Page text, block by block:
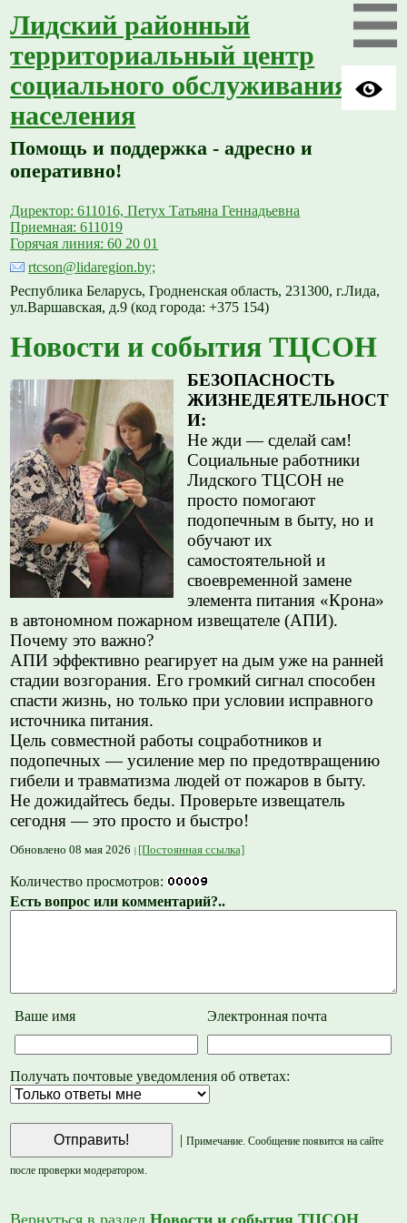
Лидский районный
территориальный центр
социального обслуживания
населения
Помощь и поддержка - адресно и
оперативно!
Директор: 611016, Петух Татьяна Геннадьевна
Приемная: 611019
Горячая линия: 60 20 01
rtcson@lidaregion.by;
Республика Беларусь, Гродненская область, 231300, г.Лида,
ул.Варшавская, д.9 (код города: +375 154)
Новости и события ТЦСОН
БЕЗОПАСНОСТЬ
ЖИЗНЕДЕЯТЕЛЬНОСТ
И:
Не жди — сделай сам!
Социальные работники
Лидского ТЦСОН не
просто помогают
подопечным в быту, но и
обучают их
самостоятельной и
своевременной замене
элемента питания «Крона»
в автономном пожарном извещателе (АПИ).
Почему это важно?
АПИ эффективно реагирует на дым уже на ранней
стадии возгорания. Его громкий сигнал способен
спасти жизнь, но только при условии исправного
источника питания.
Цель совместной работы соцработников и
подопечных — усиление мер по предотвращению
гибели и травматизма людей от пожаров в быту.
Не дожидайтесь беды. Проверьте извещатель
сегодня — это просто и быстро!
Обновлено 08 мая 2026 [Постоянная ссылка]
Количество просмотров:
Есть вопрос или комментарий?..
Ваше имя Электронная почта
Получать почтовые уведомления об ответах:
Примечание. Сообщение появится на сайте
после проверки модератором.
Вернуться в разделНовости и события ТЦСОН